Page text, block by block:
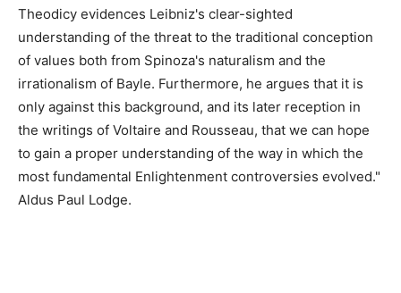
Theodicy evidences Leibniz's clear-sighted
understanding of the threat to the traditional conception
of values both from Spinoza's naturalism and the
irrationalism of Bayle. Furthermore, he argues that it is
only against this background, and its later reception in
the writings of Voltaire and Rousseau, that we can hope
to gain a proper understanding of the way in which the
most fundamental Enlightenment controversies evolved."
Aldus Paul Lodge.